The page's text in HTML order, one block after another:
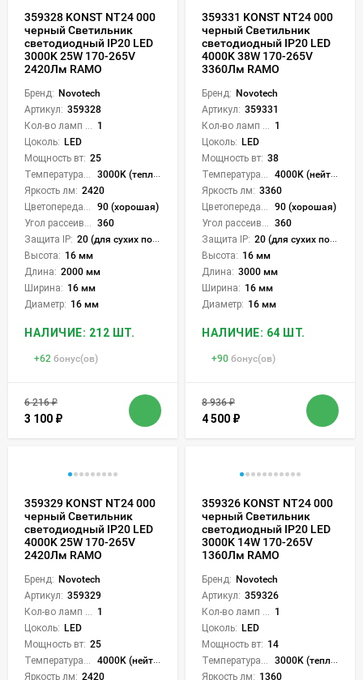
359328 KONST NT24 000
черный Светильник
светодиодный IP20 LED
3000K 25W 170-265V
2420Лм RAMO
Бренд: Novotech
Артикул: 359328
1
Цоколь: LED
Мощность вт: 25
3000K (теплый)
Яркость лм: 2420
90 (хорошая)
360
Защита IP: 20 (для сухих пом.)
Высота: 16 мм
Длина: 2000 мм
Ширина: 16 мм
Диаметр: 16 мм
НАЛИЧИЕ: 212 ШТ.
+62 бонус(ов)
6 216₽
3 100 ₽
359331 KONST NT24 000
черный Светильник
светодиодный IP20 LED
4000K 38W 170-265V
3360Лм RAMO
Бренд: Novotech
Артикул: 359331
1
Цоколь: LED
Мощность вт: 38
4000K (нейтральный)
Яркость лм: 3360
90 (хорошая)
360
Защита IP: 20 (для сухих пом.)
Высота: 16 мм
Длина: 3000 мм
Ширина: 16 мм
Диаметр: 16 мм
НАЛИЧИЕ: 64 ШТ.
+90 бонус(ов)
8 936₽
4 500 ₽
359329 KONST NT24 000
черный Светильник
светодиодный IP20 LED
4000K 25W 170-265V
2420Лм RAMO
Бренд: Novotech
Артикул: 359329
1
Цоколь: LED
Мощность вт: 25
4000K (нейтральный)
Яркость лм: 2420
359326 KONST NT24 000
черный Светильник
светодиодный IP20 LED
3000K 14W 170-265V
1360Лм RAMO
Бренд: Novotech
Артикул: 359326
1
Цоколь: LED
Мощность вт: 14
3000K (теплый)
Яркость лм: 1360